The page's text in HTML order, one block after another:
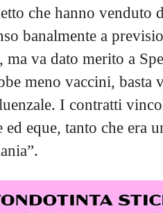
che hanno
banalmente a
ma va dato merito a
meno vaccini, basta
I contratti
ed eque, tanto che era